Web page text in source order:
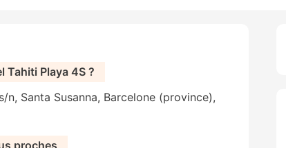
Tahiti Playa 4S ?
n, Santa Susanna, Barcelone (province),